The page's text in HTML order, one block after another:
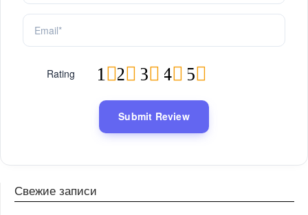
Rating 5
4
3
2
1
Свежие записи